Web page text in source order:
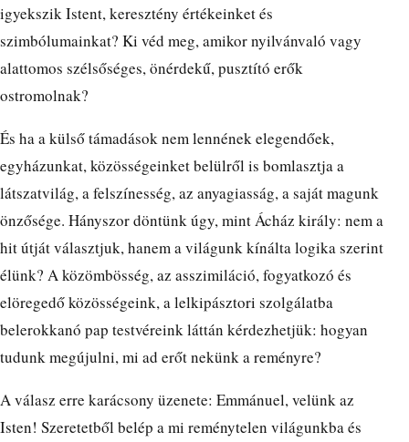
igyekszik Istent, keresztény értékeinket és
szimbólumainkat? Ki véd meg, amikor nyilvánvaló vagy
alattomos szélsőséges, önérdekű, pusztító erők
ostromolnak?
És ha a külső támadások nem lennének elegendőek,
egyházunkat, közösségeinket belülről is bomlasztja a
látszatvilág, a felszínesség, az anyagiasság, a saját magunk
önzősége. Hányszor döntünk úgy, mint Ácház király: nem a
hit útját választjuk, hanem a világunk kínálta logika szerint
élünk? A közömbösség, az asszimiláció, fogyatkozó és
elöregedő közösségeink, a lelkipásztori szolgálatba
belerokkanó pap testvéreink láttán kérdezhetjük: hogyan
tudunk megújulni, mi ad erőt nekünk a reményre?
A válasz erre karácsony üzenete: Emmánuel, velünk az
Isten! Szeretetből belép a mi reménytelen világunkba és